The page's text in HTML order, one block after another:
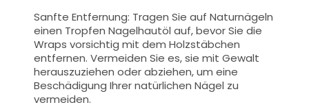
Sanfte Entfernung: Tragen Sie auf Naturnägeln
einen Tropfen Nagelhautöl auf, bevor Sie die
Wraps vorsichtig mit dem Holzstäbchen
entfernen. Vermeiden Sie es, sie mit Gewalt
herauszuziehen oder abziehen, um eine
Beschädigung Ihrer natürlichen Nägel zu
vermeiden.